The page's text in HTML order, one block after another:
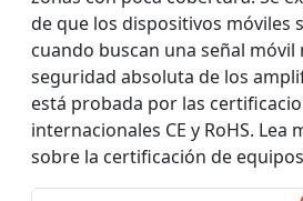
de que los dispositivos móviles
cuando buscan una señal móvil
seguridad absoluta de los
está probada por las
internacionales CE y RoHS. Lea
sobre la certificación de